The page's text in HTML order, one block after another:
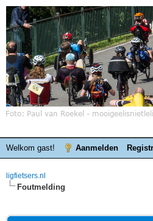
Welkom gast! Aanmelden
ligfietsers.nl
Foutmelding